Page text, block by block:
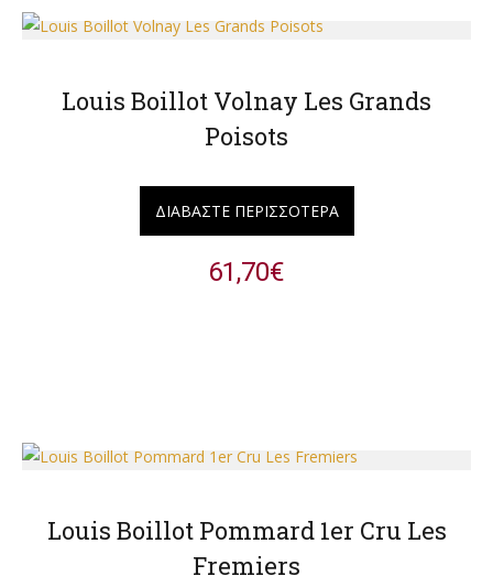
Louis Boillot Volnay Les Grands
Poisots
ΔΙΑΒΆΣΤΕ ΠΕΡΙΣΣΌΤΕΡΑ
61,70€
Louis Boillot Pommard 1er Cru Les
Fremiers